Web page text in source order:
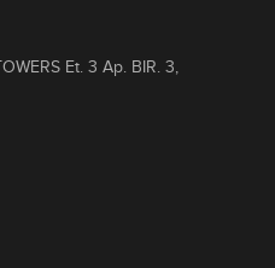
Et. 3 Ap. BIR. 3,